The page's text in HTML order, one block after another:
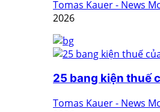
Tomas Kauer - News
2026
25 bang kiện thuế
Tomas Kauer - News